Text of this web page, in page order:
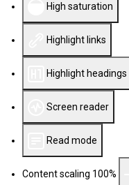
High saturation
Highlight links
Highlight headings
Screen reader
Read mode
Content scaling 100%